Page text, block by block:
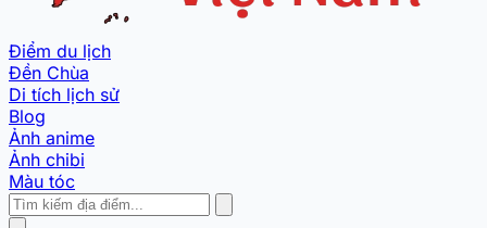
Điểm du lịch
Đền Chùa
Di tích lịch sử
Blog
Ảnh anime
Ảnh chibi
Màu tóc